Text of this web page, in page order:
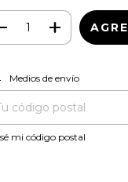
para el CP:
Medios de envío
mi código postal